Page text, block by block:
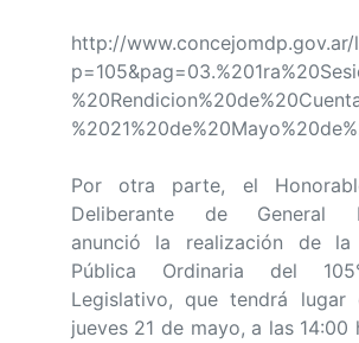
http://
Por otra parte, el
Deliberante de General
anunció la realización de la
Pública Ordinaria del
Legislativo, que tendrá lugar
jueves 21 de mayo, a las 14:00